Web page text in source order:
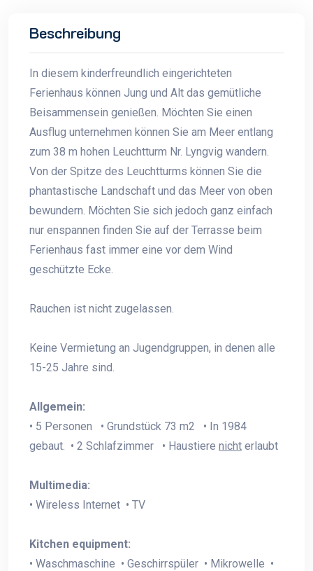
Beschreibung
In diesem kinderfreundlich eingerichteten
Ferienhaus können Jung und Alt das gemütliche
Beisammensein genießen. Möchten Sie einen
Ausflug unternehmen können Sie am Meer entlang
zum 38 m hohen Leuchtturm Nr. Lyngvig wandern.
Von der Spitze des Leuchtturms können Sie die
phantastische Landschaft und das Meer von oben
bewundern. Möchten Sie sich jedoch ganz einfach
nur enspannen finden Sie auf der Terrasse beim
Ferienhaus fast immer eine vor dem Wind
geschützte Ecke.
Rauchen ist nicht zugelassen.
Keine Vermietung an Jugendgruppen, in denen alle
15-25 Jahre sind.
Allgemein:
• 5 Personen • Grundstück 73 m2 • In 1984
gebaut. • 2 Schlafzimmer • Haustiere nicht erlaubt
Multimedia:
• Wireless Internet • TV
Kitchen equipment:
• Waschmaschine • Geschirrspüler • Mikrowelle •